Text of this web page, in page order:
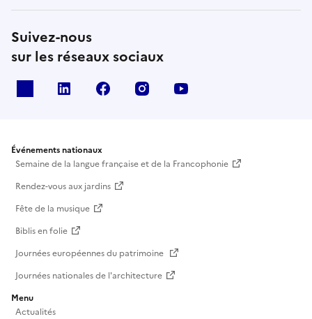
Suivez-nous
sur les réseaux sociaux
Linkedin Facebook Instagram
Événements nationaux
Semaine de la langue française et de la Francophonie
Rendez-vous aux jardins
Fête de la musique
Biblis en folie
Journées européennes du patrimoine
Journées nationales de l'architecture
Menu
Actualités